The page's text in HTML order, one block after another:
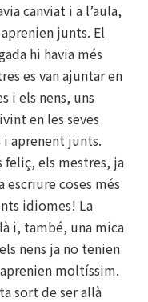
canviat i a l’aula,
junts. El
hi havia més
es van ajuntar en
i els nens, uns
en les seves
aprenent junts.
feliç, els mestres, ja
escriure coses més
idiomes! La
i, també, una mica
nens ja no tenien
moltíssim.
sort de ser allà